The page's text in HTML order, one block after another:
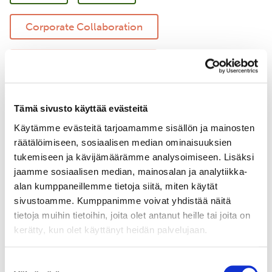
Tämä sivusto käyttää evästeitä
Käytämme evästeitä tarjoamamme sisällön ja mainosten
räätälöimiseen, sosiaalisen median ominaisuuksien
tukemiseen ja kävijämäärämme analysoimiseen. Lisäksi
jaamme sosiaalisen median, mainosalan ja analytiikka-
alan kumppaneillemme tietoja siitä, miten käytät
sivustoamme. Kumppanimme voivat yhdistää näitä
tietoja muihin tietoihin, joita olet antanut heille tai joita on
kerätty, kun olet käyttänyt heidän palvelujaan.
Corporate Collaboration
Marine Environment Protection
Forestry